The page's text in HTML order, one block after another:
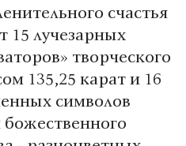
счастья
15 лучезарных
творческого
135,25 карат и 16
символов